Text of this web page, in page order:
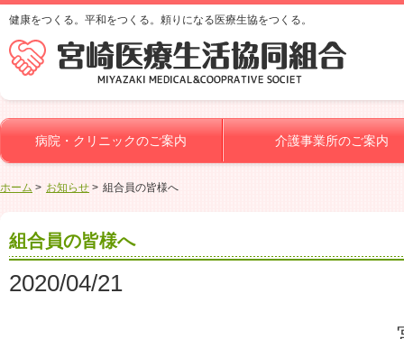
健康をつくる。平和をつくる。頼りになる医療生協をつくる。
病院・クリニックのご案内 介護事業所のご案内
ホーム お知らせ 組合員の皆様へ
組合員の皆様へ
2020/04/21